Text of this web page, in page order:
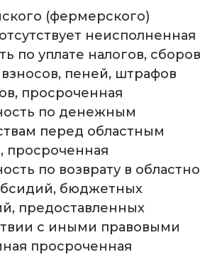
(фермерского)
неисполненная
по уплате налогов,
пеней, штрафов
просроченная
по денежным
перед областным
по возврату в
бюджетных
предоставленных
с иными правовыми
просроченная